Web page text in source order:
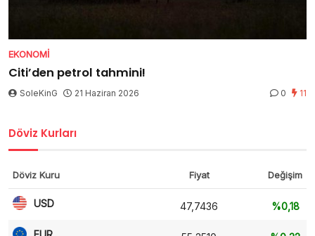
EKONOMI
Citi’den petrol tahmini!
SoleKinG 21 Haziran 2026 0 11
Döviz Kurları
Döviz Kuru Fiyat Değişim
USD 47,7436 %0,18